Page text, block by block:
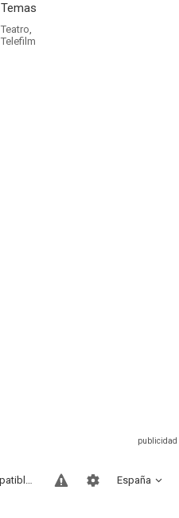
Temas
Teatro,
Telefilm
España
Sitios compatibles